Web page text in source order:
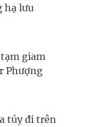
hạ lưu
giam
Phượng
túy đi trên